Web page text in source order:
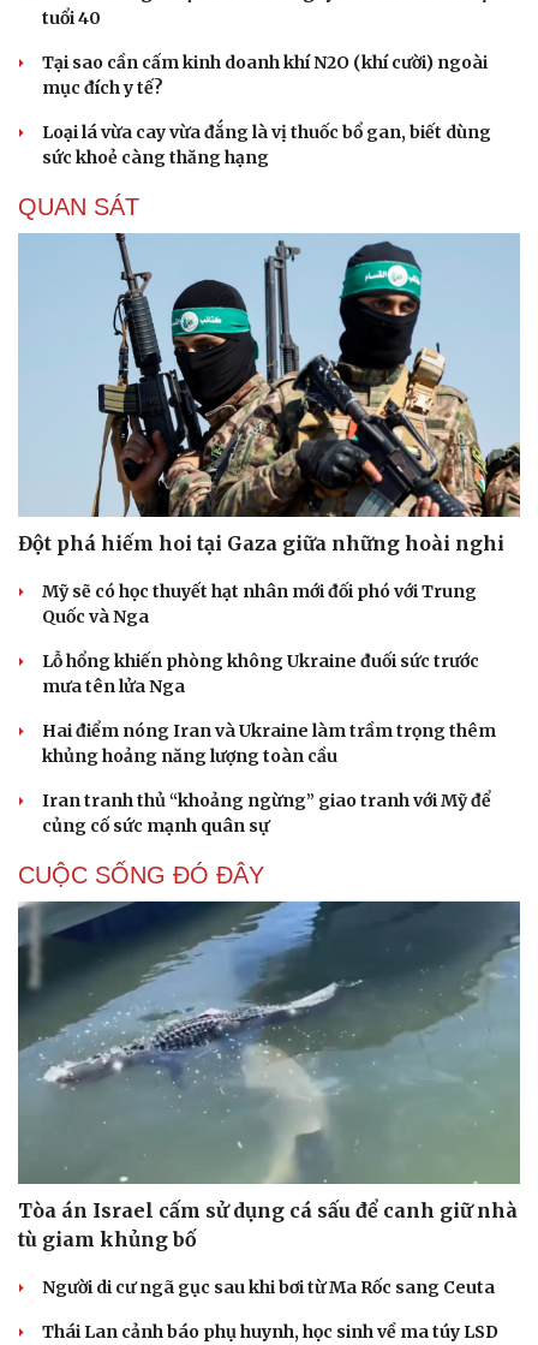
tuổi 40
Tại sao cần cấm kinh doanh khí N2O (khí cười) ngoài
mục đích y tế?
Loại lá vừa cay vừa đắng là vị thuốc bổ gan, biết dùng
sức khoẻ càng thăng hạng
QUAN SÁT
Đột phá hiếm hoi tại Gaza giữa những hoài nghi
Mỹ sẽ có học thuyết hạt nhân mới đối phó với Trung
Quốc và Nga
Lỗ hổng khiến phòng không Ukraine đuối sức trước
mưa tên lửa Nga
Hai điểm nóng Iran và Ukraine làm trầm trọng thêm
khủng hoảng năng lượng toàn cầu
Iran tranh thủ “khoảng ngừng” giao tranh với Mỹ để
củng cố sức mạnh quân sự
CUỘC SỐNG ĐÓ ĐÂY
Tòa án Israel cấm sử dụng cá sấu để canh giữ nhà
tù giam khủng bố
Người di cư ngã gục sau khi bơi từ Ma Rốc sang Ceuta
Thái Lan cảnh báo phụ huynh, học sinh về ma túy LSD